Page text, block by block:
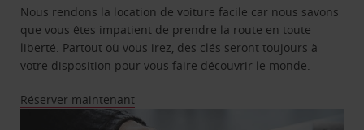
Nous rendons la location de voiture facile car nous savons
que vous êtes impatient de prendre la route en toute
liberté. Partout où vous irez, des clés seront toujours à
votre disposition pour vous faire découvrir le monde.
Réserver maintenant